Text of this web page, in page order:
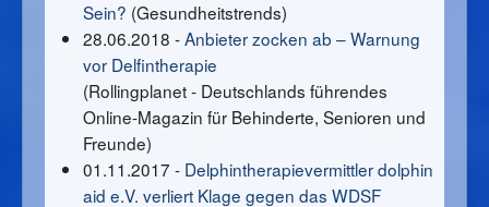
Sein? (Gesundheitstrends)
28.06.2018 -Anbieter zocken ab – Warnung
vor Delfintherapie
(Rollingplanet - Deutschlands führendes
Online-Magazin für Behinderte, Senioren und
Freunde)
01.11.2017 - Delphintherapievermittler dolphin
aid e.V. verliert Klage gegen das WDSF